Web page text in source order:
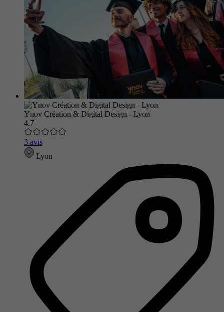
Ynov Création & Digital Design - Lyon
4.7
3 avis
Lyon